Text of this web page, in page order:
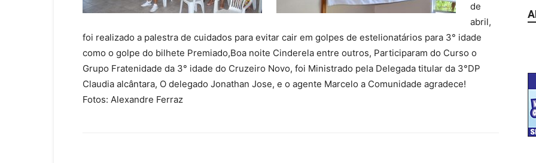
de
abril,
foi realizado a palestra de cuidados para evitar cair em golpes de estelionatários para 3° idade
como o golpe do bilhete Premiado,Boa noite Cinderela entre outros, Participaram do Curso o
Grupo Fratenidade da 3° idade do Cruzeiro Novo, foi Ministrado pela Delegada titular da 3°DP
Claudia alcântara, O delegado Jonathan Jose, e o agente Marcelo a Comunidade agradece!
Fotos: Alexandre Ferraz